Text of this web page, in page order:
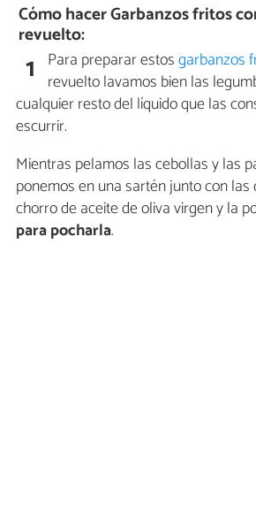
Cómo hacer Garbanzos fritos
revuelto:
1 Para preparar estosgarbanzos
revuelto lavamos bien las
cualquier resto del líquido que las
escurrir.
Mientras pelamos las cebollas y las
ponemos en una sartén junto con
chorro de aceite de oliva virgen y la
para pocharla.